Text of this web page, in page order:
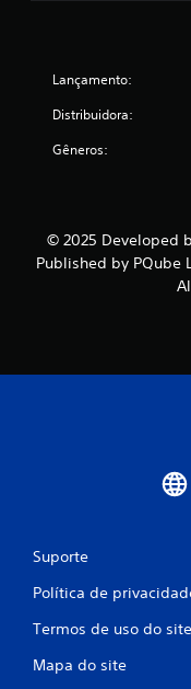
Lançamento:
Distribuidora:
Gêneros:
© 2025 Developed
Published by PQube
Suporte
Política de
Termos de uso do site
Mapa do site